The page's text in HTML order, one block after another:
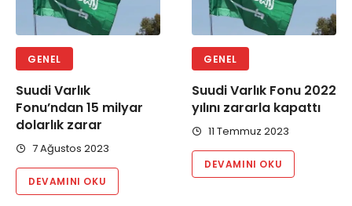
GENEL
Suudi Varlık
Fonu’ndan 15 milyar
dolarlık zarar
7 Ağustos 2023
DEVAMINI OKU
GENEL
Suudi Varlık Fonu 2022
yılını zararla kapattı
11 Temmuz 2023
DEVAMINI OKU